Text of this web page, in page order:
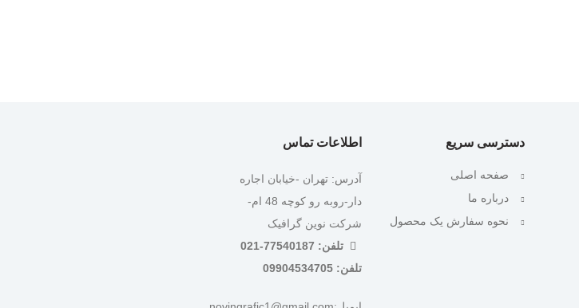
دسترسی سریع
صفحه اصلی
درباره ما
نحوه سفارش یک محصول
اطلاعات تماس
آدرس: تهران -خیابان اجاره
دار-روبه رو کوچه 48 ام-
شرکت نوین گرافیک
تلفن: 77540187-021
تلفن: 09904534705